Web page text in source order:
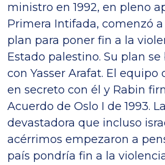
ministro en 1992, en pleno
Primera Intifada, comenzó
plan para poner fin a la
Estado palestino. Su plan
con Yasser Arafat. El equipo
en secreto con él y Rabin
Acuerdo de Oslo I de 1993.
devastadora que incluso
acérrimos empezaron a
país pondría fin a la